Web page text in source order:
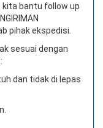
kita bantu follow up
pihak ekspedisi.
sesuai dengan
dan tidak di lepas